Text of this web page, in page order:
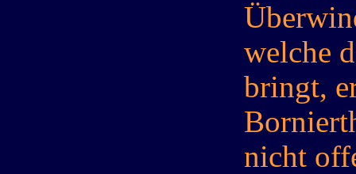
welche
bringt,
nicht